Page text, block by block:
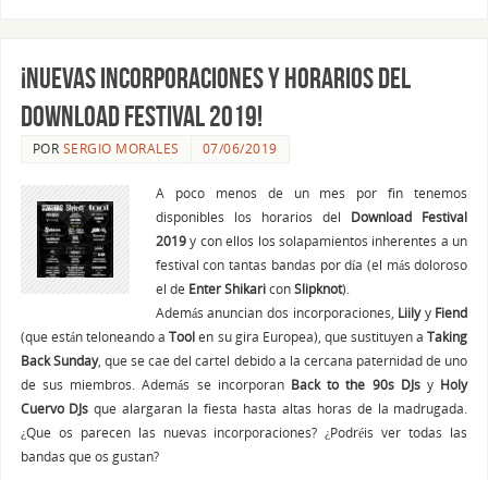
¡Nuevas Incorporaciones y horarios del
Download Festival 2019!
POR SERGIO MORALES 07/06/2019
A poco menos de un mes por fin tenemos
disponibles los horarios del Download Festival
2019y con ellos los solapamientos inherentes a un
festival con tantas bandas por día (el más doloroso
el de Enter ShikariconSlipknot).
Además anuncian dos incorporaciones, Liilyy Fiend
(que están teloneando aToolen su gira Europea), que sustituyen aTaking
Back Sunday, que se cae del cartel debido a la cercana paternidad de uno
de sus miembros. Además se incorporan Back to the 90s DJsy Holy
Cuervo DJs que alargaran la fiesta hasta altas horas de la madrugada.
¿Que os parecen las nuevas incorporaciones? ¿Podréis ver todas las
bandas que os gustan?